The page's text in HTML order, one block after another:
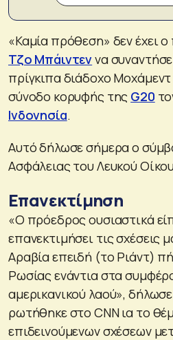
«Καμία πρόθεση» δεν έχει
Τζο Μπάιντεννα
πρίγκιπα διάδοχο
σύνοδο κορυφής της G20
Ινδονησία.
Αυτό δήλωσε σήμερα ο
Ασφάλειας του Λευκού
Επανεκτίμηση
«Ο πρόεδρος ουσιαστικά
επανεκτιμήσει τις σχέσεις
Αραβία επειδή (το Ριάντ)
Ρωσίας ενάντια στα
αμερικανικού λαού»,
ρωτήθηκε στο CNN ια το
επιδεινούμενων σχέσεων